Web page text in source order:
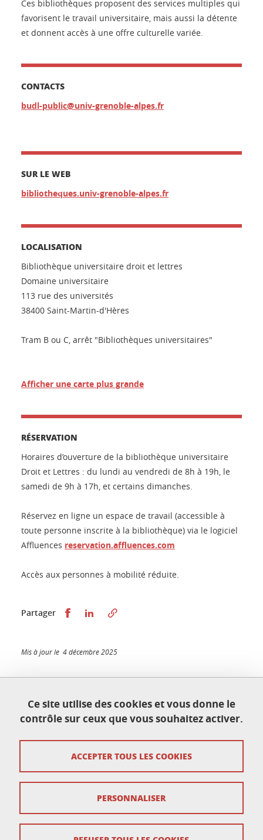
Ce site utilise des cookies et vous donne le
contrôle sur ceux que vous souhaitez activer.
ACCEPTER TOUS LES COOKIES
PERSONNALISER
Ces bibliothèques proposent des services multiples qui
favorisent le travail universitaire, mais aussi la détente
et donnent accès à une offre culturelle variée.
CONTACTS
budl-public@univ-grenoble-alpes.fr
SUR LE WEB
bibliotheques.univ-grenoble-alpes.fr
LOCALISATION
Bibliothèque universitaire droit et lettres
Domaine universitaire
113 rue des universités
38400 Saint-Martin-d'Hères
Tram B ou C, arrêt "Bibliothèques universitaires"
Afficher une carte plus grande
RÉSERVATION
Horaires d’ouverture de la bibliothèque universitaire
Droit et Lettres : du lundi au vendredi de 8h à 19h, le
samedi de 9h à 17h, et certains dimanches.
Réservez en ligne un espace de travail (accessible à
toute personne inscrite à la bibliothèque) via le logiciel
Affluences reservation.affluences.com
Accès aux personnes à mobilité réduite.
Partager Partager sur Facebook
Partager sur LinkedIn
Mis à jour le 4 décembre 2025
Centre d'Accompagnement de la Pédagogie
CAP@UGA
cap@univ-grenoble-alpes.fr